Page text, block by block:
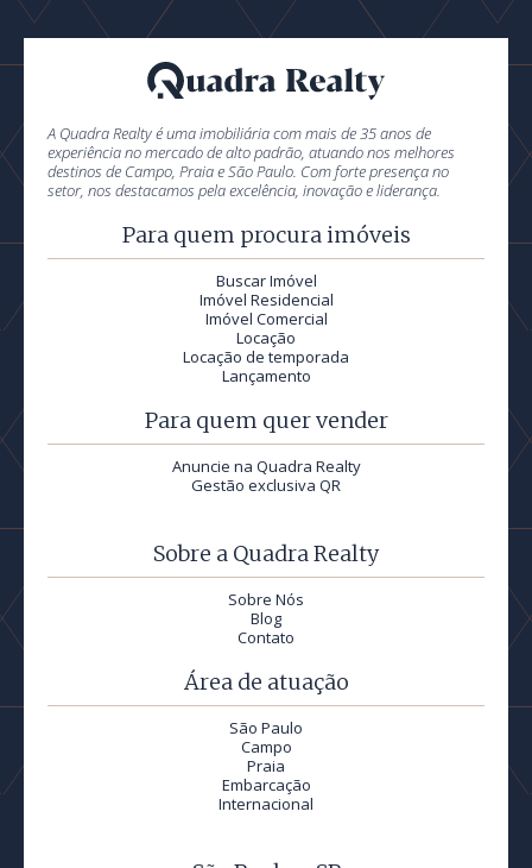
A Quadra Realty é uma imobiliária com mais de 35 anos de
experiência no mercado de alto padrão, atuando nos melhores
destinos de Campo, Praia e São Paulo. Com forte presença no
setor, nos destacamos pela excelência, inovação e liderança.
Para quem procura imóveis
Buscar Imóvel
Imóvel Residencial
Imóvel Comercial
Locação
Locação de temporada
Lançamento
Para quem quer vender
Anuncie na Quadra Realty
Gestão exclusiva QR
Sobre a Quadra Realty
Sobre Nós
Blog
Contato
Área de atuação
São Paulo
Campo
Praia
Embarcação
Internacional